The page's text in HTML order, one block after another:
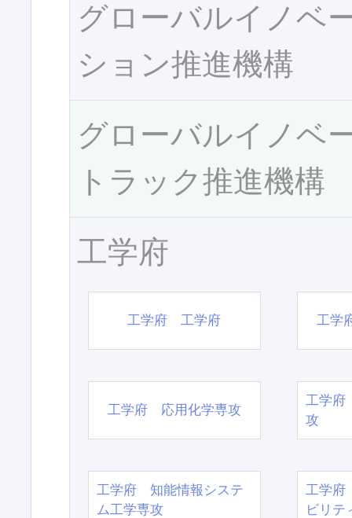
グローバルイノベ
ション推進機構
グローバルイノベ
トラック推進機構
工学府
工学府 工学府 工学
工学府 応用化学専攻
工学府
攻
工学府 知能情報システ
ム工学専攻
工学府
ビリテ